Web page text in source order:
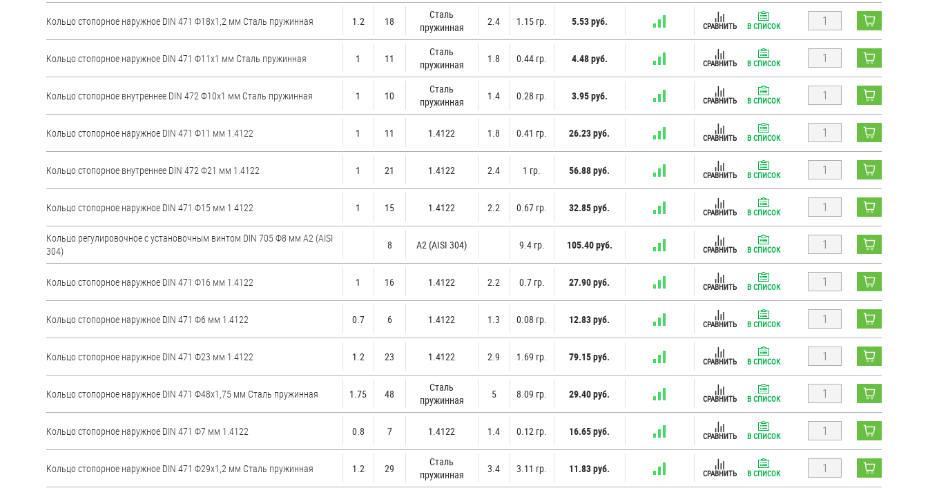
Кольцо стопорное наружное DIN 471 Ф18х1,2 мм Стaль пружинная 1.2 18
Стaль
пружинная
2.4 1.15 гр. 5.53 руб. СРАВНИТЬ В СПИСОК
Кольцо стопорное наружное DIN 471 Ф11х1 мм Стaль пружинная 1 11
Стaль
пружинная
1.8 0.44 гр. 4.48 руб. СРАВНИТЬ В СПИСОК
Кольцо стопорное внутреннее DIN 472 Ф10х1 мм Стaль пружинная 1 10
Стaль
пружинная
1.4 0.28 гр. 3.95 руб. СРАВНИТЬ В СПИСОК
Кольцо стопорное наружное DIN 471 Ф11 мм 1.4122 1 11 1.4122 1.8 0.41 гр. 26.23 руб. СРАВНИТЬ В СПИСОК
Кольцо стопорное внутреннее DIN 472 Ф21 мм 1.4122 1 21 1.4122 2.4 1 гр. 56.88 руб. СРАВНИТЬ В СПИСОК
Кольцо стопорное наружное DIN 471 Ф15 мм 1.4122 1 15 1.4122 2.2 0.67 гр. 32.85 руб. СРАВНИТЬ В СПИСОК
Кольцо регулировочное с установочным винтом DIN 705 Ф8 мм А2 (AISI
304)
8 А2 (AISI 304) 9.4 гр. 105.40 руб. СРАВНИТЬ В СПИСОК
Кольцо стопорное наружное DIN 471 Ф16 мм 1.4122 1 16 1.4122 2.2 0.7 гр. 27.90 руб. СРАВНИТЬ В СПИСОК
Кольцо стопорное наружное DIN 471 Ф6 мм 1.4122 0.7 6 1.4122 1.3 0.08 гр. 12.83 руб. СРАВНИТЬ В СПИСОК
Кольцо стопорное наружное DIN 471 Ф23 мм 1.4122 1.2 23 1.4122 2.9 1.69 гр. 79.15 руб. СРАВНИТЬ В СПИСОК
Кольцо стопорное наружное DIN 471 Ф48х1,75 мм Стaль пружинная 1.75 48
Стaль
пружинная
5 8.09 гр. 29.40 руб. СРАВНИТЬ В СПИСОК
Кольцо стопорное наружное DIN 471 Ф7 мм 1.4122 0.8 7 1.4122 1.4 0.12 гр. 16.65 руб. СРАВНИТЬ В СПИСОК
Кольцо стопорное наружное DIN 471 Ф29х1,2 мм Стaль пружинная 1.2 29
Стaль
пружинная
3.4 3.11 гр. 11.83 руб. СРАВНИТЬ В СПИСОК